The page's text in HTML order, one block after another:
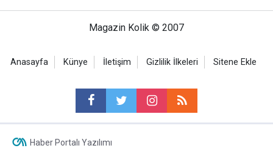
Magazin Kolik © 2007
Anasayfa Künye İletişim Gizlilik İlkeleri Sitene Ekle
Haber Portalı Yazılımı